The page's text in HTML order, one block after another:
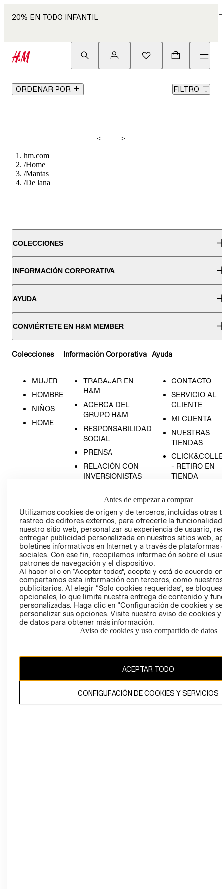
20% EN TODO INFANTIL
ORDENAR POR FILTRO
<
>
hm.com
/Home
/Mantas
/De lana
COLECCIONES
INFORMACIÓN CORPORATIVA
AYUDA
CONVIÉRTETE EN H&M MEMBER
Colecciones
MUJER
HOMBRE
NIÑOS
HOME
Información Corporativa
TRABAJAR EN
H&M
ACERCA DEL
GRUPO H&M
RESPONSABILIDAD
SOCIAL
PRENSA
RELACIÓN CON
INVERSIONISTAS
EMPRESARIAL
Ayuda
CONTACTO
SERVICIO AL
CLIENTE
MI CUENTA
NUESTRAS
TIENDAS
- RETIRO EN
TIENDA
CONDICIONES
AVISO DE
PRIVACIDAD
GIFT CARD
AVISO DE
El contenido de esta página web está protegido por copyright y es
Antes de empezar a comprar
Utilizamos cookies de origen y de terceros, incluidas otras
rastreo de editores externos, para ofrecerle la
nuestro sitio web, personalizar su experiencia de usuario,
entregar publicidad personalizada en nuestros sitios web,
boletines informativos en Internet y a través de plataformas
sociales. Con ese fin, recopilamos información sobre el
patrones de navegación y el dispositivo.
Al hacer clic en “Aceptar todas”, acepta y está de acuerdo
compartamos esta información con terceros, como
publicitarios. Al elegir “Solo cookies requeridas”, se
opcionales, lo que limita nuestra entrega de contenido y
personalizadas. Haga clic en “Configuración de cookies y
personalizar sus opciones. Visite nuestro aviso de cookies
de datos para obtener más información.
Aviso de cookies y uso compartido de datos
ACEPTAR TODO
CONFIGURACIÓN DE COOKIES Y SERVICIOS